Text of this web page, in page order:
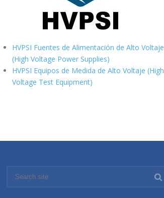
HVPSI Fuentes de Alimentación de Alto Voltaje
(High Voltage Power Supplies)
HVPSI Equipos de Medida de Alto Voltaje (High
Voltage Test Equipment)